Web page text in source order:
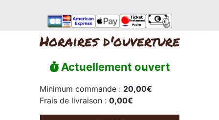
Horaires d'ouverture
Actuellement ouvert
Minimum commande : 20,00€
Frais de livraison : 0,00€